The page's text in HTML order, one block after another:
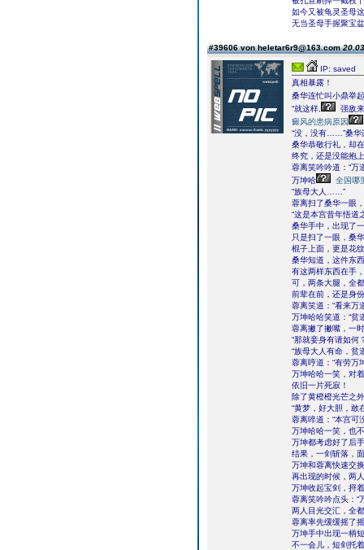
如今又被龟灵圣母
无当圣母手握聚宝
#39606 von heletar6r9@163.com
IP: saved
真相暴露！
桑华连忙叫小鼎举
“就这样,
强敌
癜风的患病原因
“没，没有……”桑华
桑华恭敬行礼，却
终究，还是没能抱
蓉离笑吟吟道：“万
万坤哈
全国哪
“族母大人……”
蓉离扫了桑华一眼
“这是本宫昔年悟道
桑华手中，出现了
只是扫了一眼，桑
棍子上面，更是花
桑华知道，这件东
有这两样东西在手
可，两条大腿，全
前辈在前，还是身
蓉离笑道：“看来万
万坤哈哈笑道：“贫
蓉离撇了撇嘴，一
“那就妾身有请如何
“族母大人有命，贫
蓉离哼道：“有劳万
万坤哈哈一笑，对
依旧一片死寂！
除了黄橙橙光芒之
“黄梦，好大胆，敢
蓉离啐道：“本宫可
万坤哈哈一笑，也
万坤都考虑好了后
结果，一剑斩落，
万坤和蓉离快速交
再出现的时候，两
万坤收起宝剑，捋
蓉离笑吟吟点头：“
两人目光交汇，全
蓉离率先缓缓摇了
万坤手中出现一柄
不一会儿，短剑托